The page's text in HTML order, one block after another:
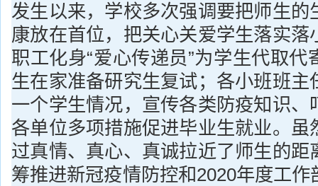
发生以来，学校多次强调要把师生的
康放在首位，把关心关爱学生落实落
职工化身“爱心传递员”为学生代取代
生在家准备研究生复试；各小班班主
一个学生情况，宣传各类防疫知识、
各单位多项措施促进毕业生就业。虽
过真情、真心、真诚拉近了师生的距
筹推进新冠疫情防控和2020年度工